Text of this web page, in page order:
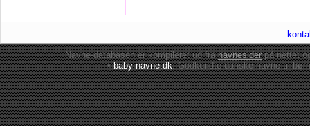
Navne-databasen er kompileret ud franavnesiderpå nettet
•baby-navne.dk: Godkendte danskenavne til børn